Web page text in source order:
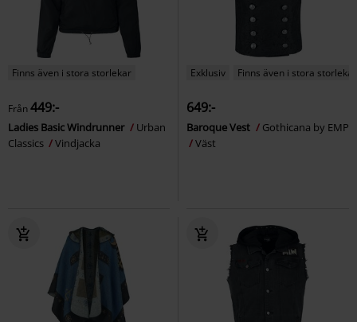
Finns även i stora storlekar
Från449:-
Ladies Basic Windrunner
Urban
Classics
Vindjacka
Exklusiv Finns även i stora storlekar
649:-
Baroque Vest
Gothicana by EMP
Väst